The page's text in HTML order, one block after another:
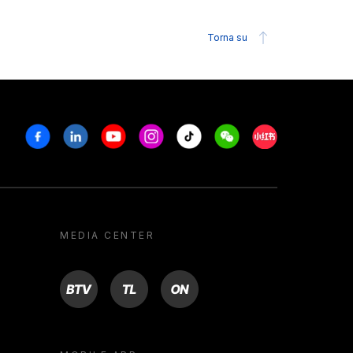
Torna su
FacebookLinkedinYoutubeInstagram
Tiktok WeechatXiaohongshu/
MEDIA CENTER
BTV TL ON